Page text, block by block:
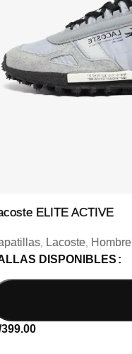
ELITE ACTIVE
, Lacoste, Hombre
DISPONIBLES
399.00